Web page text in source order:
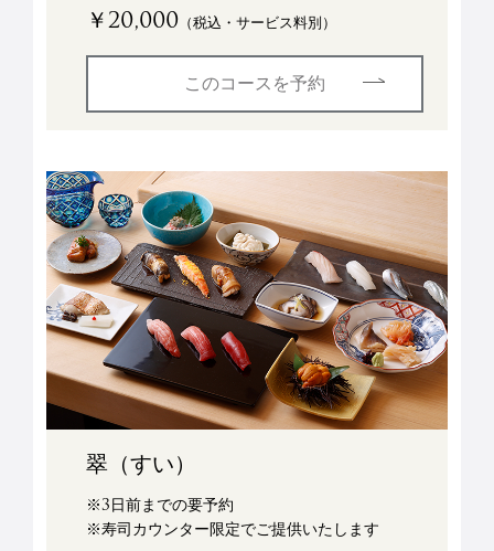
￥20,000 （税込・サービス料別）
このコースを予約
翠（すい）
※3日前までの要予約
※寿司カウンター限定でご提供いたします